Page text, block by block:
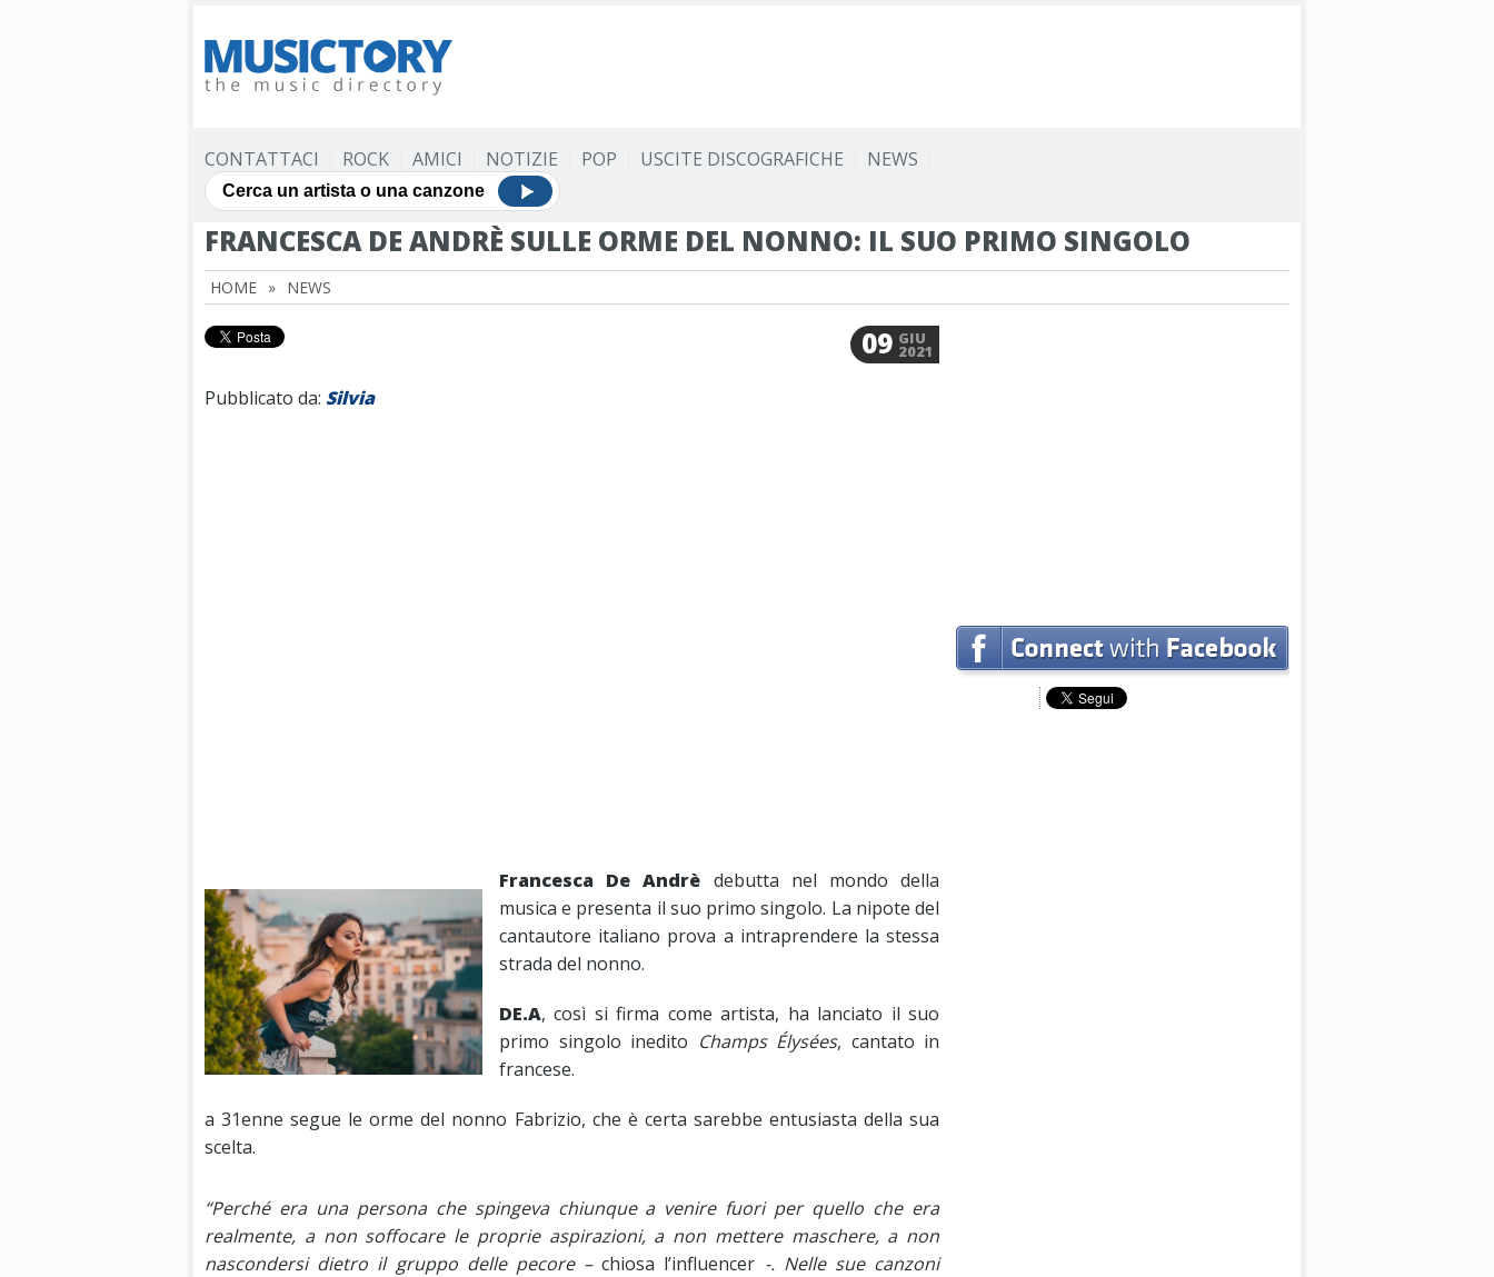
CONTATTACI ROCK AMICI NOTIZIE POP USCITE DISCOGRAFICHE NEWS
FRANCESCA DE ANDRÈ SULLE ORME DEL NONNO: IL SUO PRIMO SINGOLO
HOME » NEWS
09 GIU
2021
Pubblicato da: Silvia
Francesca De Andrè debutta nel mondo della
musica e presenta il suo primo singolo. La nipote del
cantautore italiano prova a intraprendere la stessa
strada del nonno.
DE.A, così si firma come artista, ha lanciato il suo
primo singolo inedito Champs Élysées, cantato in
francese.
a 31enne segue le orme del nonno Fabrizio, che è certa sarebbe entusiasta della sua
scelta.
“Perché era una persona che spingeva chiunque a venire fuori per quello che era
realmente, a non soffocare le proprie aspirazioni, a non mettere maschere, a non
nascondersi dietro il gruppo delle pecore –chiosa l’influencer -. Nelle sue canzoni